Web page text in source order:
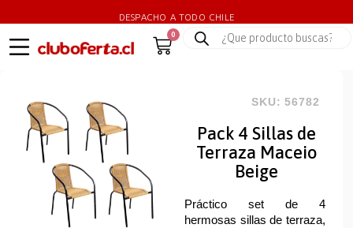
DESPACHO A TODO CHILE
0
SKU: 56782
Pack 4 Sillas de
Terraza Maceio
Beige
Práctico set de 4
hermosas sillas de terraza,